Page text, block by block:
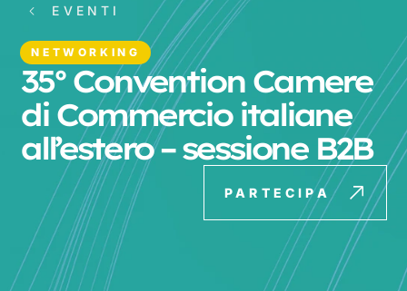
EVENTI
NETWORKING
35° Convention Camere
di Commercio italiane
all’estero – sessione B2B
PARTECIPA